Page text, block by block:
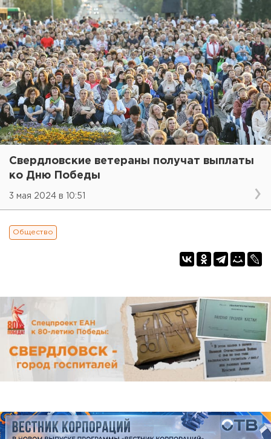
Свердловские ветераны получат выплаты
ко Дню Победы
3 мая 2024 в 10:51
Общество